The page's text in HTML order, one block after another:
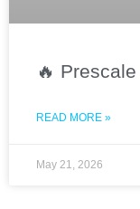
🔥
READ MORE »
May 21, 2026